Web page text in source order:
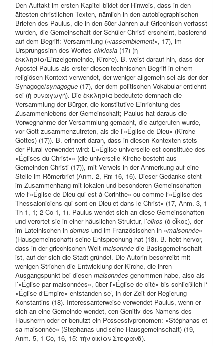
Den Auftakt im ersten Kapitel bildet der Hinweis, dass in den
ältesten christlichen Texten, nämlich in den autobiographischen
Briefen des Paulus, die in den 50er Jahren auf Griechisch verfasst
wurden, die Gemeinschaft der Schüler Christi erscheint, basierend
auf dem Begriff: Versammlung («rassemblement», 17), im
Ursprungssinn des Wortes ekklesia (17) (ἡ
ἐκκλησία/Einzelgemeinde, Kirche). B. weist darauf hin, dass der
Apostel Paulus als erster diesen technischen Begriff in einem
religiösen Kontext verwendet, der weniger allgemein sei als der der
Synagoge/synagogue (17), der dem politischen Vokabular entlehnt
sei (ἡ συναγωγή). Die ἐκκλησία bedeutete demnach die
Versammlung der Bürger, die konstitutive Einrichtung des
Zusammenlebens der Gemeinschaft; Paulus hat daraus die
Vorwegnahme der Versammlung gemacht, die aufgerufen wurde,
vor Gott zusammenzutreten, als die l’«Église de Dieu» (Kirche
Gottes) (17)). B. erinnert daran, dass in diesen Kontexten stets
der Plural verwendet wird: L’«Église universelle est constituée des
«Églises du Christ»» (die universelle Kirche besteht aus
Gemeinden Christi (17)), mit Verweis in der Anmerkung auf eine
Stelle im Römerbrief (Anm. 2, Rm 16, 16). Dieser Gedanke steht
im Zusammenhang mit lokalen und besonderen Gemeinschaften
wie l‘«Église de Dieu qui est à Corinthe» ou comme l‘«Église des
Thessaloniciens qui sont en Dieu et dans le Christ» (17, Anm. 3, 1
Th 1, 1; 2 Co 1, 1). Paulus wendet sich an diese Gemeinschaften
und verortet sie in einer häuslichen Struktur, l’oikos (ὁ οἶκος), der
im Lateinischen in domus und im Französischen in «maisonnée»
(Hausgemeinschaft) seine Entsprechung hat (18). B. hebt hervor,
dass in der griechischen Welt maisonnée die Basisgemeinschaft
ist, auf der sich die Stadt gründet. Die Autorin beschreibt mit
wenigen Strichen die Entwicklung der Kirche, die ihren
Ausgangspunkt bei diesen maisonnées genommen habe, also als
l’«Église par maisonnées», über l’«Église de cité» bis schließlich l‘
«Église d‘Empire» entstanden sei, in der Zeit der Regierung
Konstantins (18). Interessanterweise verwendet Paulus, wenn er
sich an eine Gemeinde wendet, den Genitiv des Namens des
Hausherrn oder er benutzt ein Possessivpronomen: «Stéphanas et
sa maisonnée» (Stephanas und seine Hausgemeinschaft) (19,
Anm. 5, 1 Co, 16, 15: τὴν οἰκίαν Στεφανᾶ).